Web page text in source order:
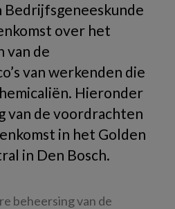
Bedrijfsgeneeskunde
over het
van de
van werkenden die
Hieronder
van de voordrachten
in het Golden
in Den Bosch.
beheersing van de